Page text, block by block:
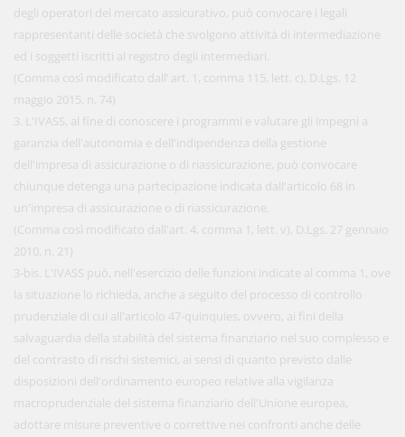
degli operatori del mercato assicurativo, può convocare i legali
rappresentanti delle società che svolgono attività di intermediazione
ed i soggetti iscritti al registro degli intermediari.
(Comma così modificato dall’ art. 1, comma 115, lett. c), D.Lgs. 12
maggio 2015, n. 74)
3. L'IVASS, al fine di conoscere i programmi e valutare gli impegni a
garanzia dell'autonomia e dell'indipendenza della gestione
dell'impresa di assicurazione o di riassicurazione, può convocare
chiunque detenga una partecipazione indicata dall'articolo 68 in
un'impresa di assicurazione o di riassicurazione.
(Comma così modificato dall'art. 4, comma 1, lett. v), D.Lgs. 27 gennaio
2010, n. 21)
3-bis. L'IVASS può, nell'esercizio delle funzioni indicate al comma 1, ove
la situazione lo richieda, anche a seguito del processo di controllo
prudenziale di cui all'articolo 47-quinquies, ovvero, ai fini della
salvaguardia della stabilità del sistema finanziario nel suo complesso e
del contrasto di rischi sistemici, ai sensi di quanto previsto dalle
disposizioni dell'ordinamento europeo relative alla vigilanza
macroprudenziale del sistema finanziario dell'Unione europea,
adottare misure preventive o correttive nei confronti anche delle